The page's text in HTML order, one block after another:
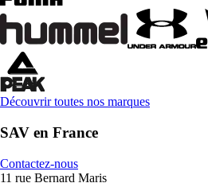
Découvrir toutes nos marques
SAV en France
Contactez-nous
11 rue Bernard Maris